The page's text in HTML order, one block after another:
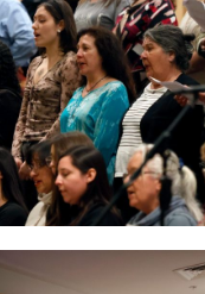
Universidad de Chile
institucional.